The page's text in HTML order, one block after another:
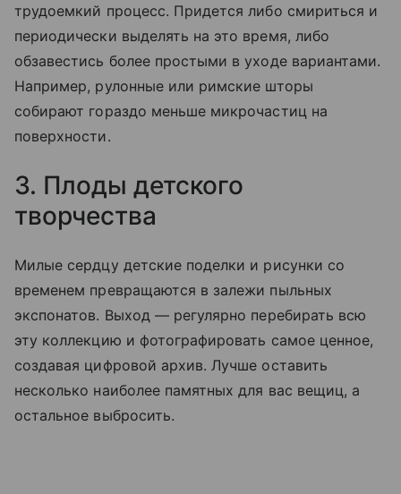
трудоемкий процесс. Придется либо смириться и
периодически выделять на это время, либо
обзавестись более простыми в уходе вариантами.
Например, рулонные или римские шторы
собирают гораздо меньше микрочастиц на
поверхности.
3. Плоды детского
творчества
Милые сердцу детские поделки и рисунки со
временем превращаются в залежи пыльных
экспонатов. Выход — регулярно перебирать всю
эту коллекцию и фотографировать самое ценное,
создавая цифровой архив. Лучше оставить
несколько наиболее памятных для вас вещиц, а
остальное выбросить.